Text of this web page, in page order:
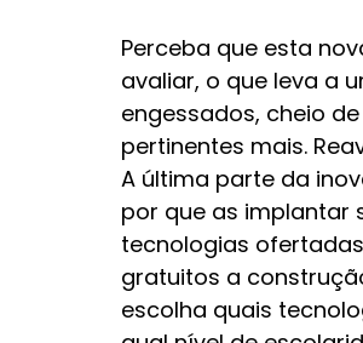
Perceba que esta
avaliar, o que leva a
engessados, cheio
pertinentes mais.
A última parte da
por que as implantar
tecnologias
gratuitos a
escolha quais